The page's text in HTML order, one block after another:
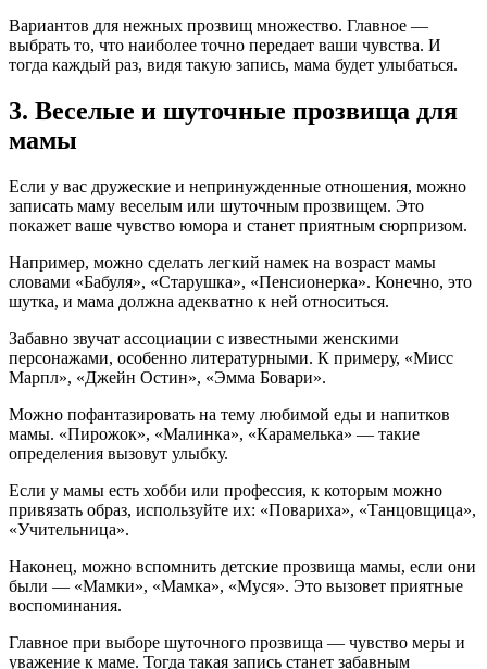
Вариантов для нежных прозвищ множество. Главное —
выбрать то, что наиболее точно передает ваши чувства. И
тогда каждый раз, видя такую запись, мама будет улыбаться.
3. Веселые и шуточные прозвища для
мамы
Если у вас дружеские и непринужденные отношения, можно
записать маму веселым или шуточным прозвищем. Это
покажет ваше чувство юмора и станет приятным сюрпризом.
Например, можно сделать легкий намек на возраст мамы
словами «Бабуля», «Старушка», «Пенсионерка». Конечно, это
шутка, и мама должна адекватно к ней относиться.
Забавно звучат ассоциации с известными женскими
персонажами, особенно литературными. К примеру, «Мисс
Марпл», «Джейн Остин», «Эмма Бовари».
Можно пофантазировать на тему любимой еды и напитков
мамы. «Пирожок», «Малинка», «Карамелька» — такие
определения вызовут улыбку.
Если у мамы есть хобби или профессия, к которым можно
привязать образ, используйте их: «Повариха», «Танцовщица»,
«Учительница».
Наконец, можно вспомнить детские прозвища мамы, если они
были — «Мамки», «Мамка», «Муся». Это вызовет приятные
воспоминания.
Главное при выборе шуточного прозвища — чувство меры и
уважение к маме. Тогда такая запись станет забавным